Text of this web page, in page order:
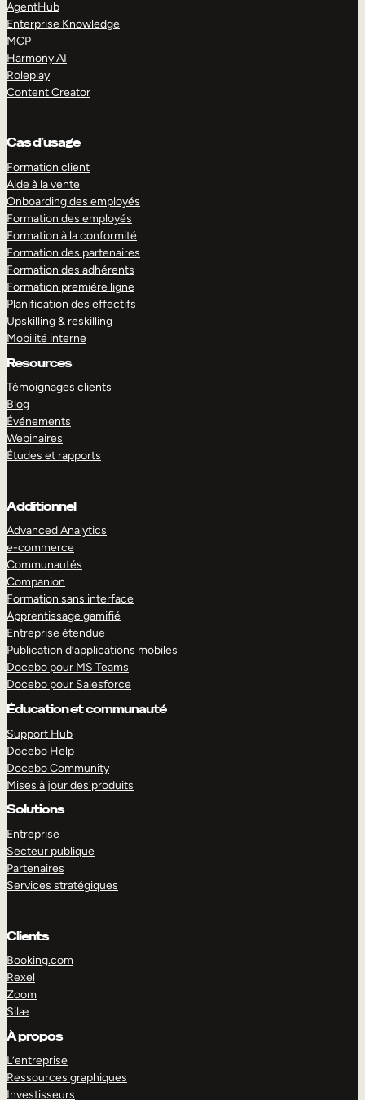
AgentHub
Enterprise Knowledge
MCP
Harmony AI
Roleplay
Content Creator
Cas d’usage
Formation client
Aide à la vente
Onboarding des employés
Formation des employés
Formation à la conformité
Formation des partenaires
Formation des adhérents
Formation première ligne
Planification des effectifs
Upskilling & reskilling
Mobilité interne
Resources
Témoignages clients
Blog
Événements
Webinaires
Études et rapports
Additionnel
Advanced Analytics
e-commerce
Communautés
Companion
Formation sans interface
Apprentissage gamifié
Entreprise étendue
Publication d’applications mobiles
Docebo pour MS Teams
Docebo pour Salesforce
Éducation et communauté
Support Hub
Docebo Help
Docebo Community
Mises à jour des produits
Solutions
Entreprise
Secteur publique
Partenaires
Services stratégiques
Clients
Booking.com
Rexel
Zoom
Silæ
À propos
L’entreprise
Ressources graphiques
Investisseurs